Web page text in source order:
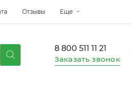
Отзывы Еще
8 800 511 11 21
Заказать звонок